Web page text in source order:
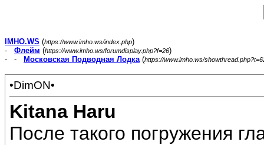
IMHO.WS (https://www.imho.ws/index.php)
- Флейм (https://www.imho.ws/forumdisplay.php?f=26)
- -
Московская Подводная Лодка(https://www.imho.ws/
•DimON•
Kitana Haru
После такого погружения